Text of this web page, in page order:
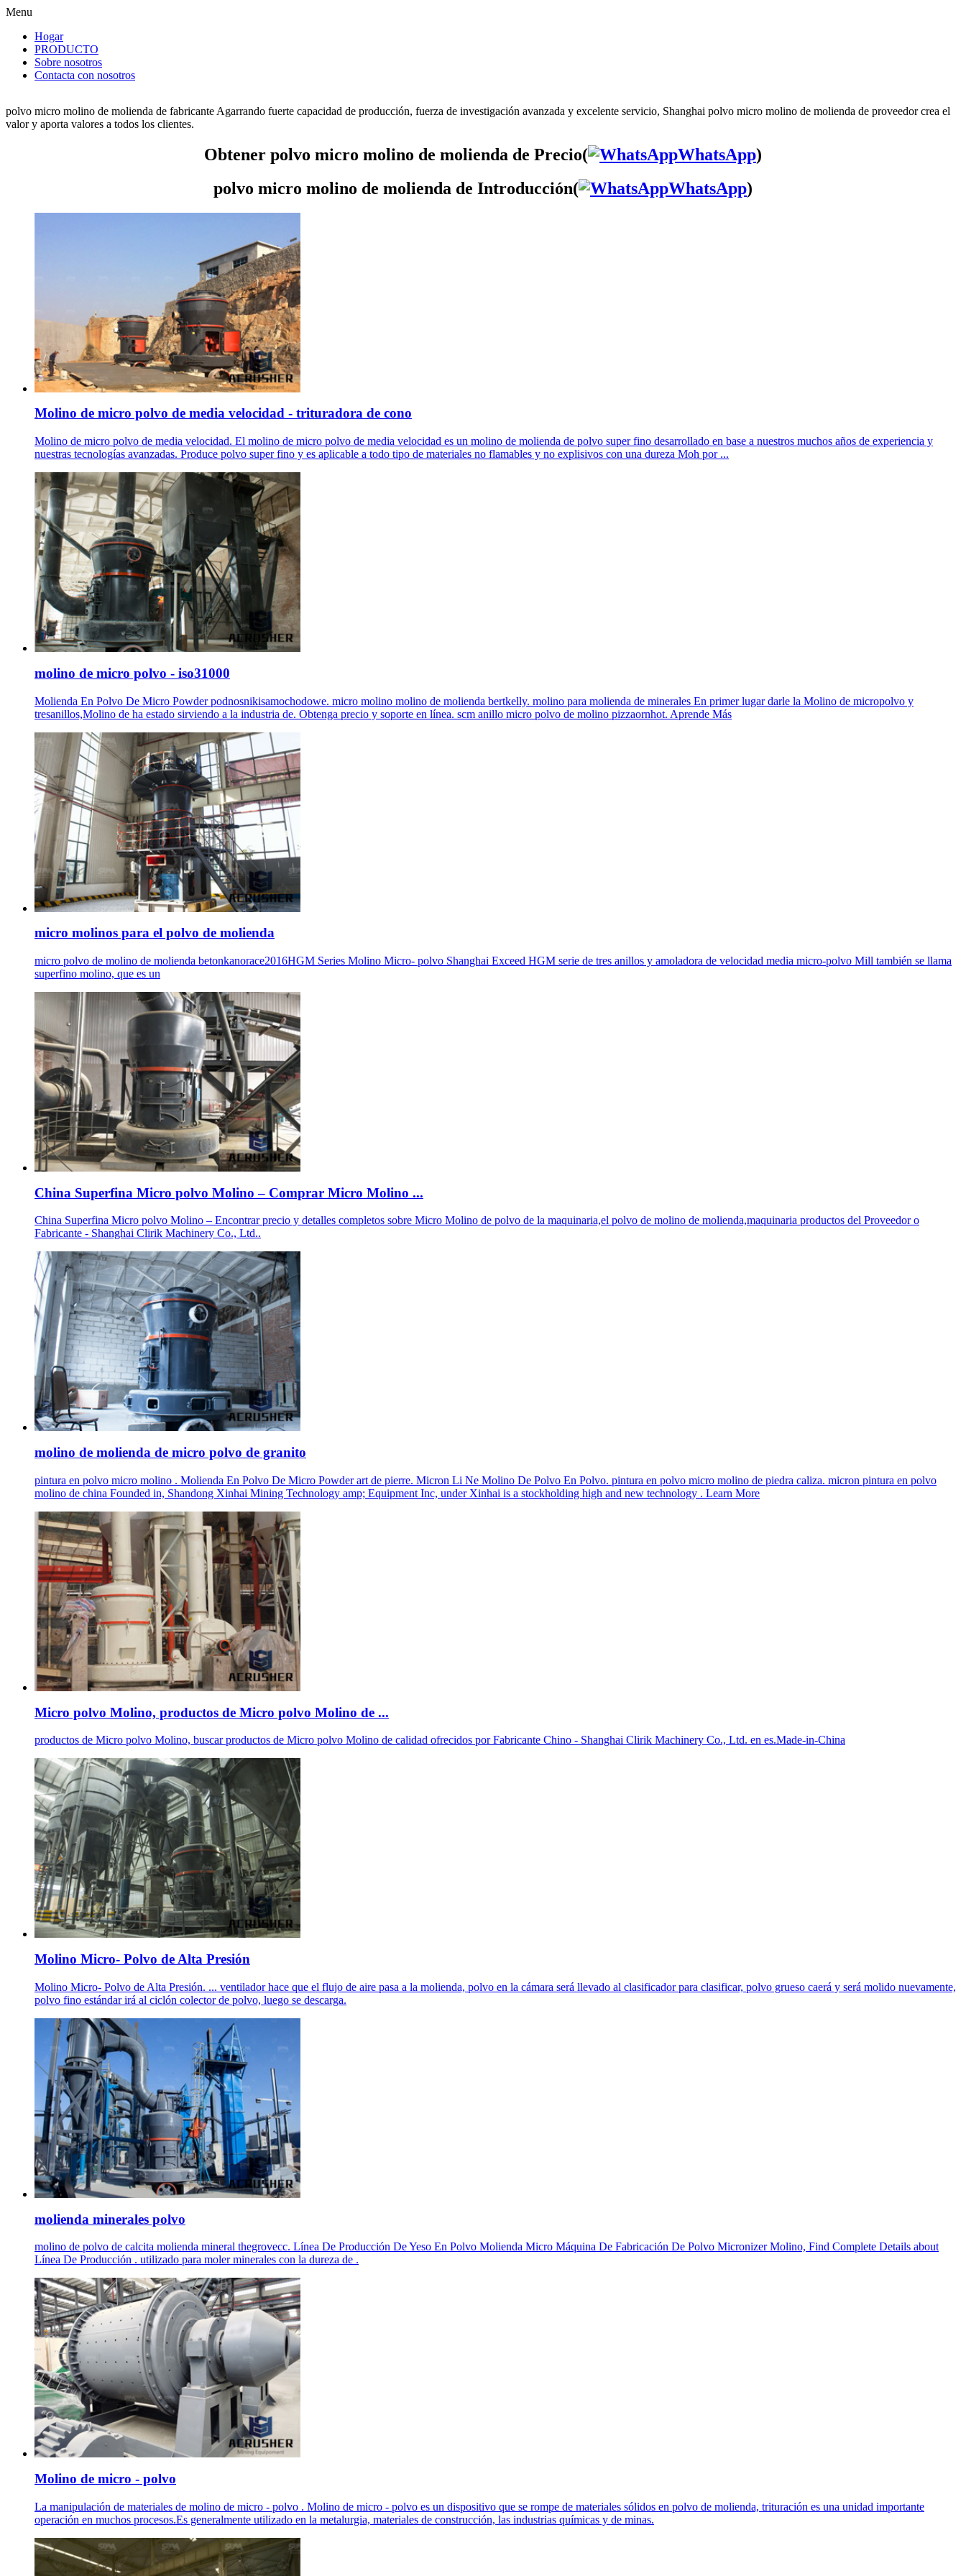
Menu
Hogar
PRODUCTO
Sobre nosotros
Contacta con nosotros
polvo micro molino de molienda de fabricante Agarrando fuerte capacidad de producción, fuerza de investigación avanzada y excelente servicio, Shanghai polvo micro molino de molienda de proveedor crea el
valor y aporta valores a todos los clientes.
Obtener polvo micro molino de molienda de Precio( WhatsApp)
polvo micro molino de molienda de Introducción(
WhatsApp)
Molino de micro polvo de media velocidad - trituradora de cono
Molino de micro polvo de media velocidad. El molino de micro polvo de media velocidad es un molino de molienda de polvo super fino desarrollado en base a nuestros muchos años de experiencia y
nuestras tecnologías avanzadas. Produce polvo super fino y es aplicable a todo tipo de materiales no flamables y no explisivos con una dureza Moh por ...
molino de micro polvo - iso31000
Molienda En Polvo De Micro Powder podnosnikisamochodowe. micro molino molino de molienda bertkelly. molino para molienda de minerales En primer lugar darle la Molino de micropolvo y
tresanillos,Molino de ha estado sirviendo a la industria de. Obtenga precio y soporte en línea. scm anillo micro polvo de molino pizzaornhot. Aprende Más
micro molinos para el polvo de molienda
micro polvo de molino de molienda betonkanorace2016HGM Series Molino Micro- polvo Shanghai Exceed HGM serie de tres anillos y amoladora de velocidad media micro-polvo Mill también se llama
superfino molino, que es un
China Superfina Micro polvo Molino – Comprar Micro Molino ...
China Superfina Micro polvo Molino – Encontrar precio y detalles completos sobre Micro Molino de polvo de la maquinaria,el polvo de molino de molienda,maquinaria productos del Proveedor o
Fabricante - Shanghai Clirik Machinery Co., Ltd..
molino de molienda de micro polvo de granito
pintura en polvo micro molino . Molienda En Polvo De Micro Powder art de pierre. Micron Li Ne Molino De Polvo En Polvo. pintura en polvo micro molino de piedra caliza. micron pintura en polvo
molino de china Founded in, Shandong Xinhai Mining Technology amp; Equipment Inc, under Xinhai is a stockholding high and new technology . Learn More
Micro polvo Molino, productos de Micro polvo Molino de ...
productos de Micro polvo Molino, buscar productos de Micro polvo Molino de calidad ofrecidos por Fabricante Chino - Shanghai Clirik Machinery Co., Ltd. en es.Made-in-China
Molino Micro- Polvo de Alta Presión
Molino Micro- Polvo de Alta Presión. ... ventilador hace que el flujo de aire pasa a la molienda, polvo en la cámara será llevado al clasificador para clasificar, polvo grueso caerá y será molido nuevamente,
polvo fino estándar irá al ciclón colector de polvo, luego se descarga.
molienda minerales polvo
molino de polvo de calcita molienda mineral thegrovecc. Línea De Producción De Yeso En Polvo Molienda Micro Máquina De Fabricación De Polvo Micronizer Molino, Find Complete Details about
Línea De Producción . utilizado para moler minerales con la dureza de .
Molino de micro - polvo
La manipulación de materiales de molino de micro - polvo . Molino de micro - polvo es un dispositivo que se rompe de materiales sólidos en polvo de molienda, trituración es una unidad importante
operación en muchos procesos.Es generalmente utilizado en la metalurgia, materiales de construcción, las industrias químicas y de minas.